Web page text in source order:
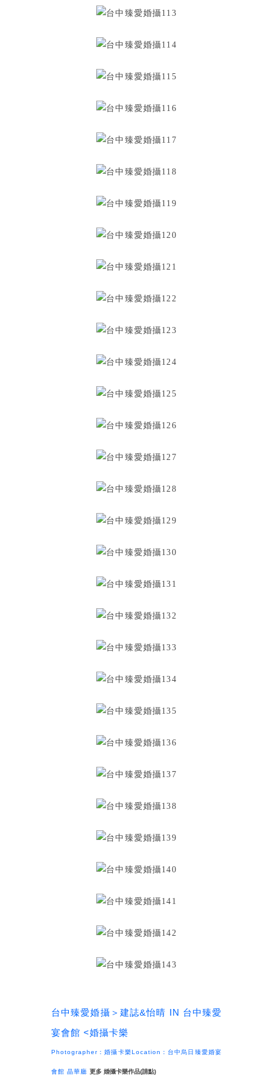
台中臻愛婚攝＞建誌&怡晴 IN 台中臻愛
宴會館 <婚攝卡樂
Photographer：婚攝卡樂Location：台中烏日臻愛婚宴
會館 晶華廳 更多 婚攝卡樂作品(請點)